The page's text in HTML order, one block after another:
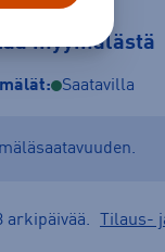
myymälästä
Saatavilla
arkipäivää. Tilaus-